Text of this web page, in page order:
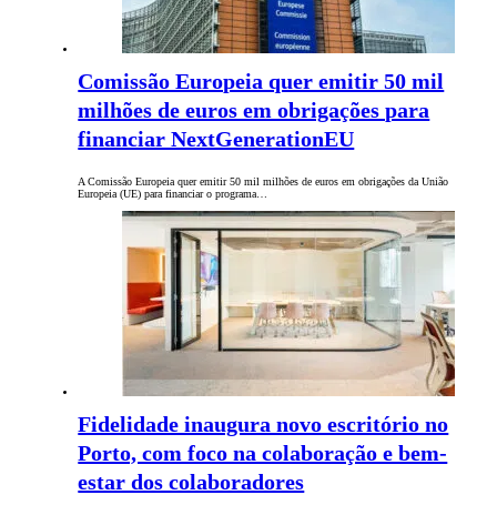
Comissão Europeia quer emitir 50 mil
milhões de euros em obrigações para
financiar NextGenerationEU
A Comissão Europeia quer emitir 50 mil milhões de euros em obrigações da União
Europeia (UE) para financiar o programa…
Fidelidade inaugura novo escritório no
Porto, com foco na colaboração e bem-
estar dos colaboradores